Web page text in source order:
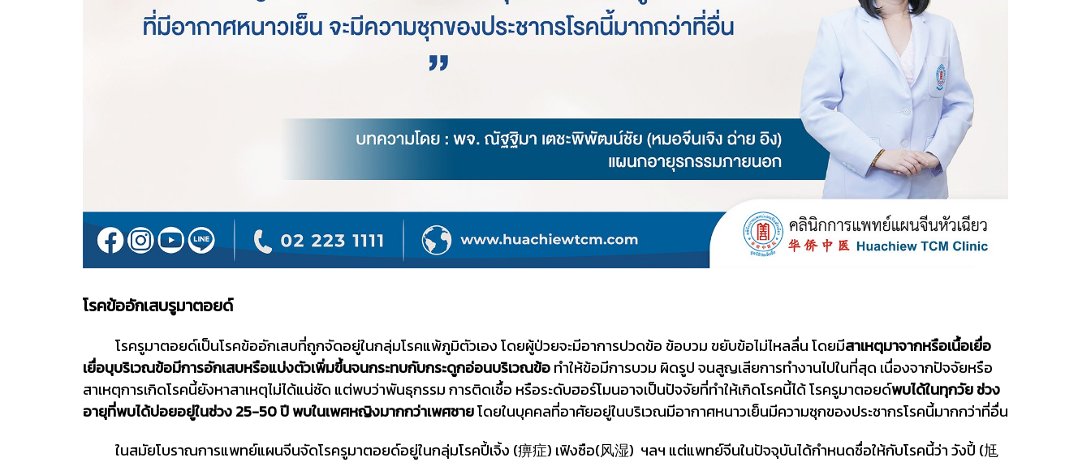
โรคข้ออักเสบรูมาตอยด์
โรครูมาตอยด์เป็นโรคข้ออักเสบที่ถูกจัดอยู่ในกลุ่มโรคแพ้ภูมิตัวเอง โดยผู้ป่วยจะมีอาการปวดข้อ ข้อบวม ขยับข้อไม่ไหลลื่น โดยมีสาเหตุมาจากหรือเนื้อเยื่อ
เยื่อบุบริเวณข้อมีการอักเสบหรือแบ่งตัวเพิ่มขึ้นจนกระทบกับกระดูกอ่อนบริเวณข้อทำให้ข้อมีการบวม ผิดรูป จนสูญเสียการทำงานไปในที่สุด เนื่องจากปัจจัยหรือ
สาเหตุการเกิดโรคนี้ยังหาสาเหตุไม่ได้แน่ชัด แต่พบว่าพันธุกรรม การติดเชื้อ หรือระดับฮอร์โมนอาจเป็นปัจจัยที่ทำให้เกิดโรคนี้ได้ โรครูมาตอยด์พบได้ในทุกวัย ช่วง
อายุที่พบได้บ่อยอยู่ในช่วง 25-50 ปี พบในเพศหญิงมากกว่าเพศชายโดยในบุคคลที่อาศัยอยู่ในบริเวณมีอากาศหนาวเย็นมีความชุกของประชากรโรคนี้มากกว่าที่อื่น
ในสมัยโบราณการแพทย์แผนจีนจัดโรครูมาตอยด์อยู่ในกลุ่มโรคปี้เจิ้ง (痹症) เฟิงซือ(风湿) ฯลฯ แต่แพทย์จีนในปัจจุบันได้กำหนดชื่อให้กับโรคนี้ว่า วังปี้ (尪